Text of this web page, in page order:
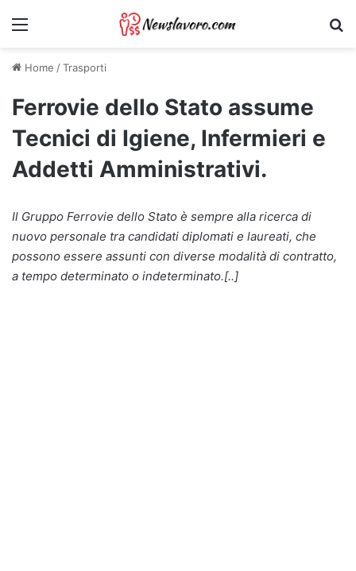
Menu
Home /Trasporti
Ferrovie dello Stato assume
Tecnici di Igiene, Infermieri e
Addetti Amministrativi.
Il Gruppo Ferrovie dello Stato è sempre alla ricerca di
nuovo personale tra candidati diplomati e laureati, che
possono essere assunti con diverse modalità di contratto,
a tempo determinato o indeterminato.[..]